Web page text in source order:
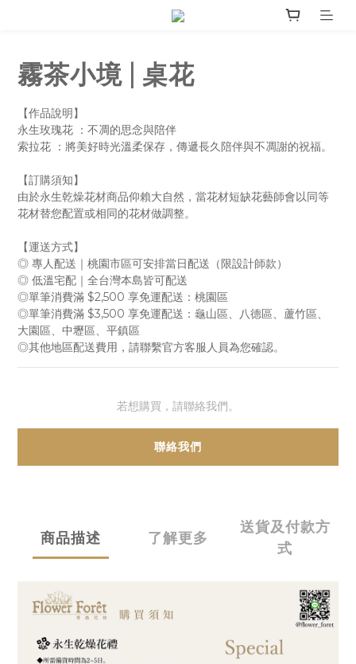
霧茶小境 | 桌花
【作品說明】
永生玫瑰花 ：不凋的思念與陪伴
索拉花 ：將美好時光溫柔保存，傳遞長久陪伴與不凋謝的祝福。
【訂購須知】
由於永生乾燥花材商品仰賴大自然，當花材短缺花藝師會以同等
花材替您配置或相同的花材做調整。
【運送方式】
◎ 專人配送｜桃園市區可安排當日配送（限設計師款）
◎ 低溫宅配｜全台灣本島皆可配送
◎單筆消費滿 $2,500 享免運配送：桃園區
◎單筆消費滿 $3,500 享免運配送：龜山區、八德區、蘆竹區、
大園區、中壢區、平鎮區
◎其他地區配送費用，請聯繫官方客服人員為您確認。
若想購買，請聯絡我們。
聯絡我們
商品描述 了解更多
送貨及付款方
式